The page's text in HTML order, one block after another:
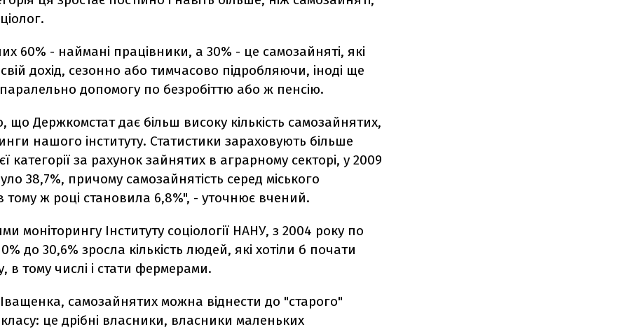
60% - наймані працівники, а 30% - це самозайняті, які
дохід, сезонно або тимчасово підробляючи, іноді ще
допомогу по безробіттю або ж пенсію.
що Держкомстат дає більш високу кількість самозайнятих,
нашого інституту. Статистики зараховують більше
категорії за рахунок зайнятих в аграрному секторі, у 2009
38,7%, причому самозайнятість серед міського
тому ж році становила 6,8%", - уточнює вчений.
моніторингу Інституту соціології НАНУ, з 2004 року по
до 30,6% зросла кількість людей, які хотіли б почати
в тому числі і стати фермерами.
самозайнятих можна віднести до "старого"
це дрібні власники, власники маленьких